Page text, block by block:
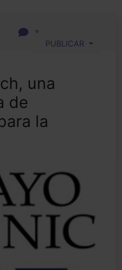
2
PUBLICAR
una
de
la